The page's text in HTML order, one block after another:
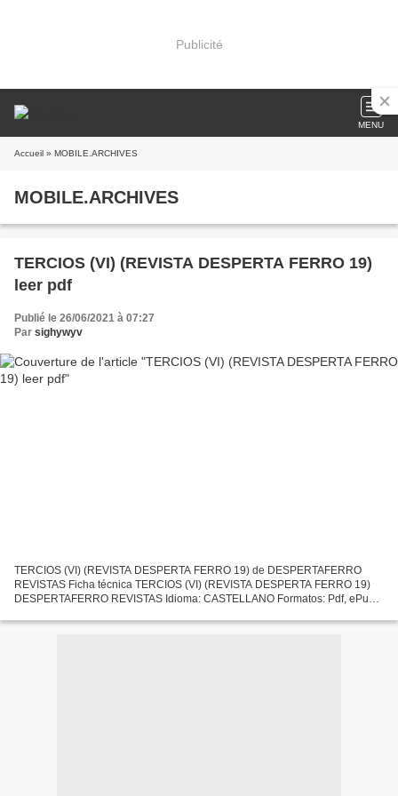
Publicité
MENU
Accueil » MOBILE.ARCHIVES
MOBILE.ARCHIVES
TERCIOS (VI) (REVISTA DESPERTA FERRO 19)
leer pdf
Publié le 26/06/2021 à 07:27
Par sighywyv
TERCIOS (VI) (REVISTA DESPERTA FERRO 19) de DESPERTAFERRO
REVISTAS Ficha técnica TERCIOS (VI) (REVISTA DESPERTA FERRO 19)
DESPERTAFERRO REVISTAS Idioma: CASTELLANO Formatos: Pdf, ePub,
EDICIONES...